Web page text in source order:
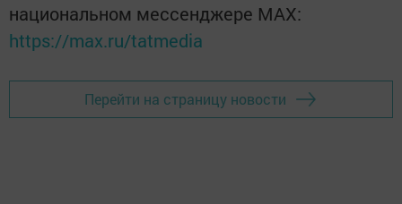
национальном мессенджере MАХ:
https://max.ru/tatmedia
Перейти на страницу новости